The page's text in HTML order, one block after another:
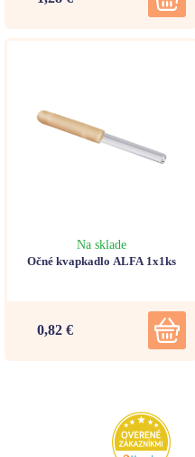
Na sklade
Očné kvapkadlo ALFA 1x1ks
0,82 €